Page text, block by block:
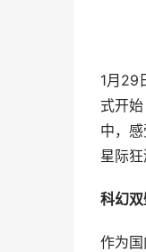
1月29
式开
中，
星际狂
科幻
作为